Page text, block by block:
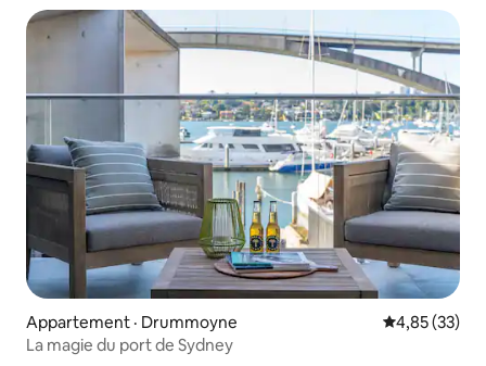
Appartement · Drummoyne Note
4,85 (33)
La magie du port de Sydney